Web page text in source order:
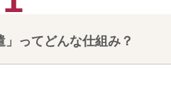
ってどんな仕組み？